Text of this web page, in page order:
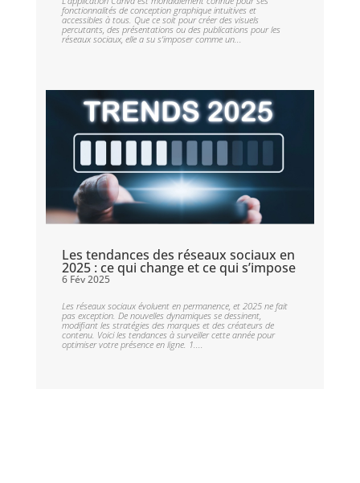
fonctionnalités de conception graphique intuitives et
accessibles à tous. Que ce soit pour créer des visuels
percutants, des présentations ou des publications pour les
réseaux sociaux, elle a su s’imposer comme un...
Les tendances des réseaux sociaux en
2025 : ce qui change et ce qui s’impose
6 Fév 2025
Les réseaux sociaux évoluent en permanence, et 2025 ne fait
pas exception. De nouvelles dynamiques se dessinent,
modifiant les stratégies des marques et des créateurs de
contenu. Voici les tendances à surveiller cette année pour
optimiser votre présence en ligne. 1....